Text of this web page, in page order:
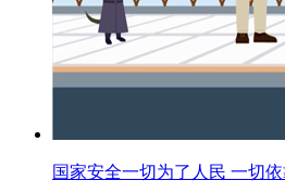
国家安全一切为了人民 一切